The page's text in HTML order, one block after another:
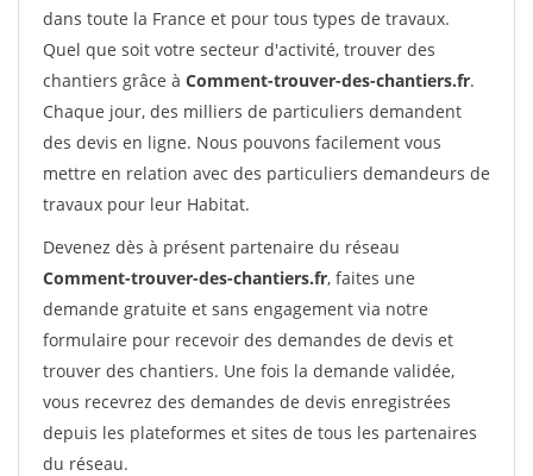
dans toute la France et pour tous types de travaux.
Quel que soit votre secteur d'activité, trouver des
chantiers grâce à Comment-trouver-des-chantiers.fr.
Chaque jour, des milliers de particuliers demandent
des devis en ligne. Nous pouvons facilement vous
mettre en relation avec des particuliers demandeurs de
travaux pour leur Habitat.
Devenez dès à présent partenaire du réseau
Comment-trouver-des-chantiers.fr, faites une
demande gratuite et sans engagement via notre
formulaire pour recevoir des demandes de devis et
trouver des chantiers. Une fois la demande validée,
vous recevrez des demandes de devis enregistrées
depuis les plateformes et sites de tous les partenaires
du réseau.